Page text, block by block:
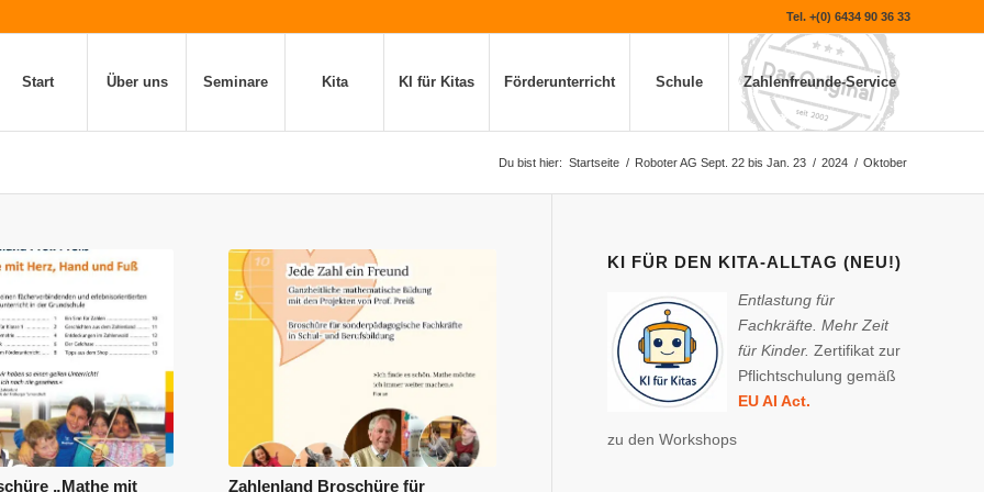
Tel. +(0) 6434 90 36 33
Start Über uns Seminare Kita KI für Kitas Förderunterricht Schule Zahlenfreunde-Service
Du bist hier: Startseite / Roboter AG Sept. 22 bis Jan. 23 / 2024 / Oktober
„Mathe mit Zahlenland Broschüre für
KI FÜR DEN KITA-ALLTAG (NEU!)
Entlastung für
Fachkräfte. Mehr Zeit
für Kinder.Zertifikat zur
Pflichtschulung gemäß
EU AI Act.
zu den Workshops